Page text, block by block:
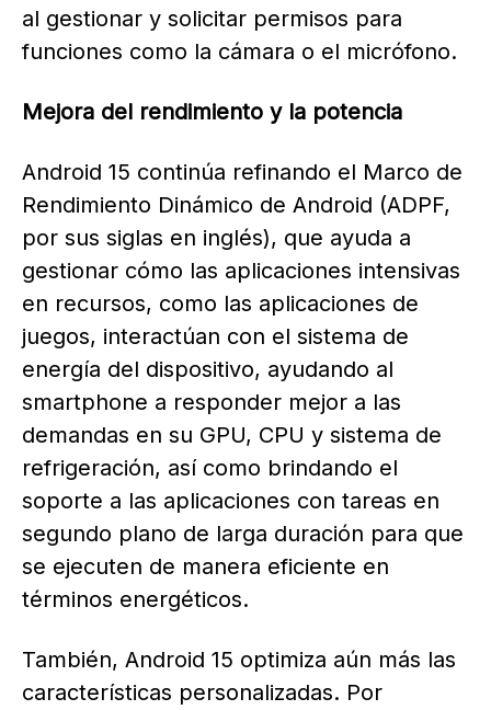
al gestionar y solicitar permisos para
funciones como la cámara o el micrófono.
Mejora del rendimiento y la potencia
Android 15 continúa refinando el Marco de
Rendimiento Dinámico de Android (ADPF,
por sus siglas en inglés), que ayuda a
gestionar cómo las aplicaciones intensivas
en recursos, como las aplicaciones de
juegos, interactúan con el sistema de
energía del dispositivo, ayudando al
smartphone a responder mejor a las
demandas en su GPU, CPU y sistema de
refrigeración, así como brindando el
soporte a las aplicaciones con tareas en
segundo plano de larga duración para que
se ejecuten de manera eficiente en
términos energéticos.
También, Android 15 optimiza aún más las
características personalizadas. Por